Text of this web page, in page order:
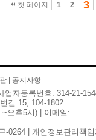
첫 페이지 1 2 3
공지사항
자등록번호: 314-21-
길 15, 104-1802
~오후5시) | 이메일:
-0264 | 개인정보관리책